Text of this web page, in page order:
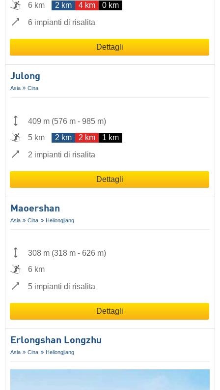
6 km
2 km 4 km 0 km
6 impianti di risalita
Dettagli
Julong
Asia Cina
409 m (576 m - 985 m)
5 km
2 km 2 km 1 km
2 impianti di risalita
Dettagli
Maoershan
Asia Cina Heilongjiang
308 m (318 m - 626 m)
6 km
5 impianti di risalita
Dettagli
Erlongshan Longzhu
Asia Cina Heilongjiang